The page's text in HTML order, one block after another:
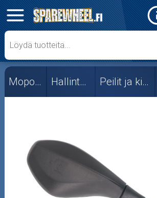
✕
Mopon osat
Skootterin osat
Crossipyörän osat
Moottorikelkan osat
Mopoauton osat
Mopon osat Hallintalaitteet Peilit ja kiinnikkeet